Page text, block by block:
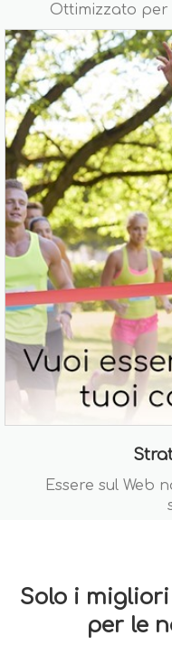
Ottimizzato per
Essere sul Web
Solo i
per le